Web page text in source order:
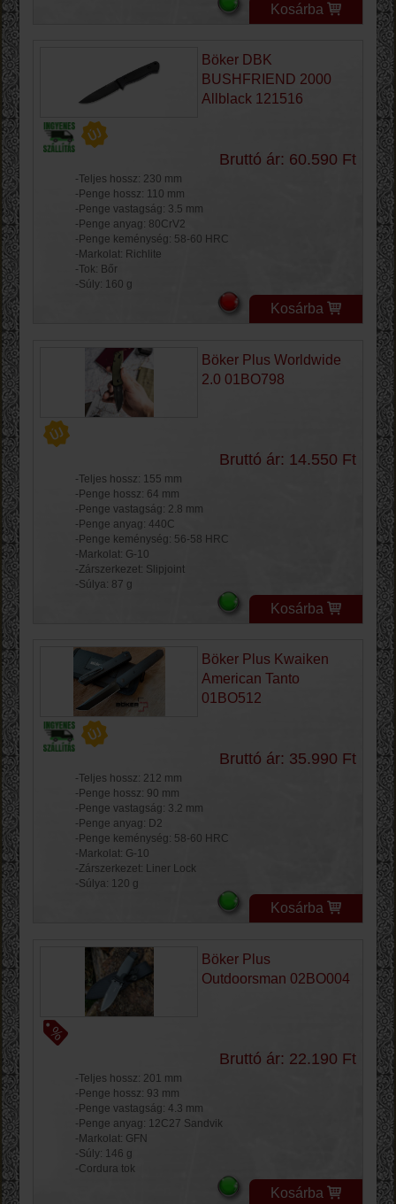
Kosárba
Böker DBK
BUSHFRIEND 2000
Allblack 121516
Bruttó ár: 60.590 Ft
-Teljes hossz: 230 mm
-Penge hossz: 110 mm
-Penge vastagság: 3.5 mm
-Penge anyag: 80CrV2
-Penge keménység: 58-60 HRC
-Markolat: Richlite
-Tok: Bőr
-Súly: 160 g
Kosárba
Böker Plus Worldwide
2.0 01BO798
Bruttó ár: 14.550 Ft
-Teljes hossz: 155 mm
-Penge hossz: 64 mm
-Penge vastagság: 2.8 mm
-Penge anyag: 440C
-Penge keménység: 56-58 HRC
-Markolat: G-10
-Zárszerkezet: Slipjoint
-Súlya: 87 g
Kosárba
Böker Plus Kwaiken
American Tanto
01BO512
Bruttó ár: 35.990 Ft
-Teljes hossz: 212 mm
-Penge hossz: 90 mm
-Penge vastagság: 3.2 mm
-Penge anyag: D2
-Penge keménység: 58-60 HRC
-Markolat: G-10
-Zárszerkezet: Liner Lock
-Súlya: 120 g
Kosárba
Böker Plus
Outdoorsman 02BO004
Bruttó ár: 22.190 Ft
-Teljes hossz: 201 mm
-Penge hossz: 93 mm
-Penge vastagság: 4.3 mm
-Penge anyag: 12C27 Sandvik
-Markolat: GFN
-Súly: 146 g
-Cordura tok
Kosárba